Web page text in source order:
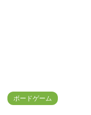
ボードゲーム